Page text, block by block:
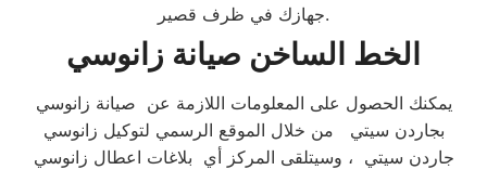
جهازك في ظرف قصير.
الخط الساخن صيانة زانوسي
يمكنك الحصول على المعلومات اللازمة عن صيانة زانوسي
بجاردن سيتي من خلال الموقع الرسمي لتوكيل زانوسي
جاردن سيتي ، وسيتلقى المركز أي بلاغات اعطال زانوسي